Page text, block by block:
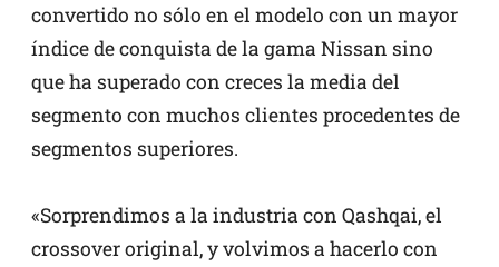
convertido no sólo en el modelo con un mayor
índice de conquista de la gama Nissan sino
que ha superado con creces la media del
segmento con muchos clientes procedentes de
segmentos superiores.
«Sorprendimos a la industria con Qashqai, el
crossover original, y volvimos a hacerlo con